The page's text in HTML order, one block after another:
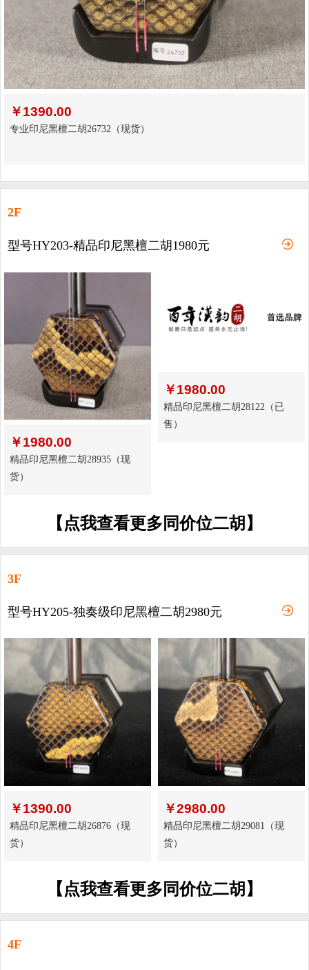
￥1390.00
专业印尼黑檀二胡26732（现货）
2F
型号HY203-精品印尼黑檀二胡1980元
￥1980.00
精品印尼黑檀二胡28935（现
货）
￥1980.00
精品印尼黑檀二胡28122（已
售）
【点我查看更多同价位二胡】
3F
型号HY205-独奏级印尼黑檀二胡2980元
￥1390.00
精品印尼黑檀二胡26876（现
货）
￥2980.00
精品印尼黑檀二胡29081（现
货）
【点我查看更多同价位二胡】
4F